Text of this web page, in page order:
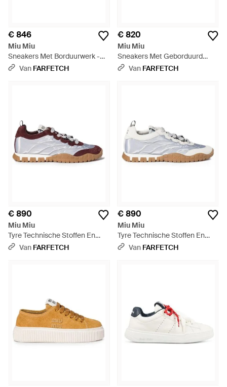
€ 846
Miu Miu
Sneakers Met Borduurwerk -
PaarsVan FARFETCH
€ 820
Miu Miu
Sneakers Met Geborduurd
Logo En Plateauzool - Wit
Van FARFETCH
€ 890
Miu Miu
Tyre Technische Stoffen En
Suède Sneakers - Wit
Van FARFETCH
€ 890
Miu Miu
Tyre Technische Stoffen En
Suède Sneakers - Wit
Van FARFETCH